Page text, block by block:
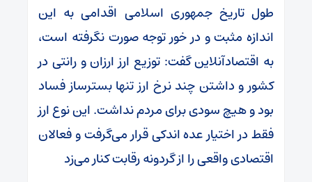
طول تاریخ جمهوری اسلامی اقدامی به این
اندازه مثبت و در خور توجه صورت نگرفته است،
به اقتصادآنلاین گفت: توزیع ارز ارزان و رانتی در
کشور و داشتن چند نرخ ارز تنها بسترساز فساد
بود و هیچ سودی برای مردم نداشت. این نوع ارز
فقط در اختیار عده اندکی قرار می‌گرفت و فعالان
اقتصادی واقعی را از گردونه رقابت کنار می‌زد